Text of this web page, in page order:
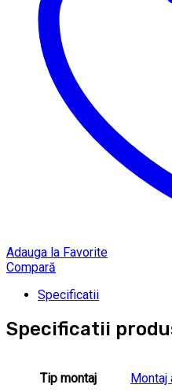
Adauga la Favorite
Compară
Specificatii
Specificatii
Tip montaj Montaj